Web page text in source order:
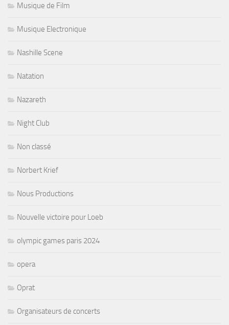
Musique de Film
Musique Electronique
Nashille Scene
Natation
Nazareth
Night Club
Non classé
Norbert Krief
Nous Productions
Nouvelle victoire pour Loeb
olympic games paris 2024
opera
Oprat
Organisateurs de concerts